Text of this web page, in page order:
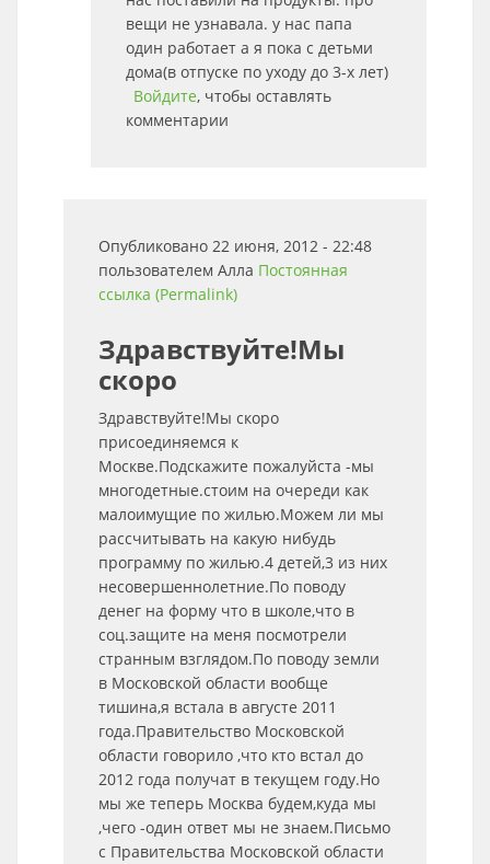
вещи не узнавала. у нас папа
один работает а я пока с детьми
дома(в отпуске по уходу до 3-х лет)
Войдите, чтобы оставлять
комментарии
Опубликовано 22 июня, 2012 - 22:48
пользователем Алла Постоянная
ссылка (Permalink)
Здравствуйте!Мы
скоро
Здравствуйте!Мы скоро
присоединяемся к
Москве.Подскажите пожалуйста -мы
многодетные.стоим на очереди как
малоимущие по жилью.Можем ли мы
рассчитывать на какую нибудь
программу по жилью.4 детей,3 из них
несовершеннолетние.По поводу
денег на форму что в школе,что в
соц.защите на меня посмотрели
странным взглядом.По поводу земли
в Московской области вообще
тишина,я встала в августе 2011
года.Правительство Московской
области говорило ,что кто встал до
2012 года получат в текущем году.Но
мы же теперь Москва будем,куда мы
,чего -один ответ мы не знаем.Письмо
с Правительства Московской области